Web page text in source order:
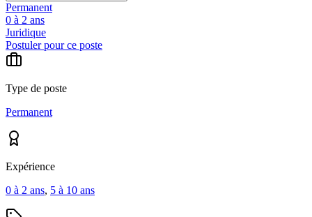
Permanent
0 à 2 ans
Juridique
Postuler pour ce poste
Type de poste
Permanent
Expérience
0 à 2 ans, 5 à 10 ans